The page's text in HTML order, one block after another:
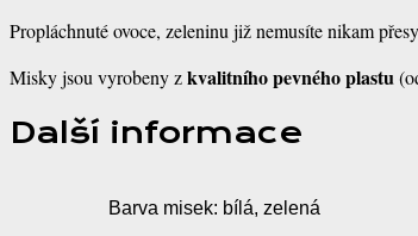
Propláchnuté ovoce, zeleninu již nemusíte nikam
Misky jsou vyrobeny zkvalitního pevného plastu
Další informace
Barva misek: bílá, zelená